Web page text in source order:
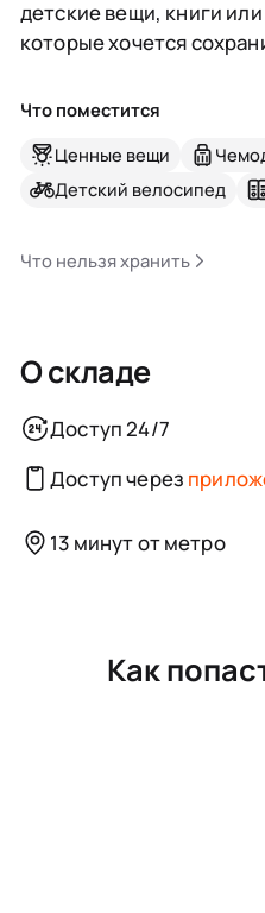
детские вещи, книги
которые хочется
Что поместится
Ценные вещи
Детский велосипед
Что нельзя хранить
О складе
Доступ 24/7
Доступ через
13 минут от метро
Как